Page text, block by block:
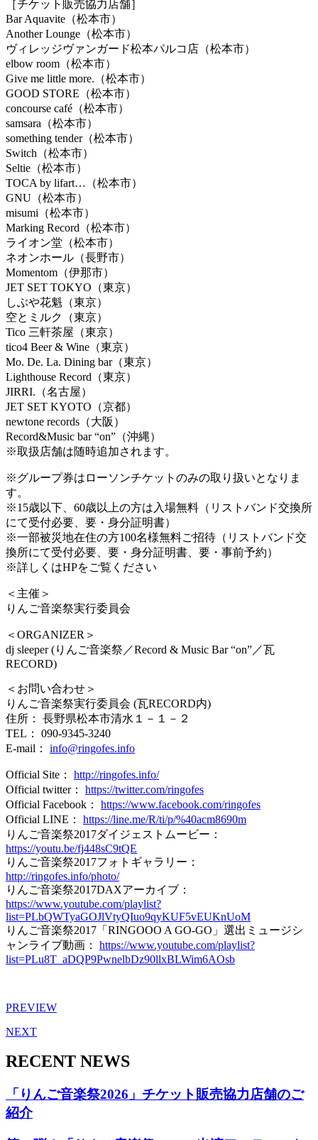
［チケット販売協力店舗］
Bar Aquavite（松本市）
Another Lounge（松本市）
ヴィレッジヴァンガード松本パルコ店（松本市）
elbow room（松本市）
Give me little more.（松本市）
GOOD STORE（松本市）
concourse café（松本市）
samsara（松本市）
something tender（松本市）
Switch（松本市）
Seltie（松本市）
TOCA by lifart…（松本市）
GNU（松本市）
misumi（松本市）
Marking Record（松本市）
ライオン堂（松本市）
ネオンホール（長野市）
Momentom（伊那市）
JET SET TOKYO（東京）
しぶや花魁（東京）
空とミルク（東京）
Tico 三軒茶屋（東京）
tico4 Beer & Wine（東京）
Mo. De. La. Dining bar（東京）
Lighthouse Record（東京）
JIRRI.（名古屋）
JET SET KYOTO（京都）
newtone records（大阪）
Record&Music bar “on”（沖縄）
※取扱店舗は随時追加されます。
※グループ券はローソンチケットのみの取り扱いとなりま
す。
※15歳以下、60歳以上の方は入場無料（リストバンド交換所
にて受付必要、要・身分証明書）
※一部被災地在住の方100名様無料ご招待（リストバンド交
換所にて受付必要、要・身分証明書、要・事前予約）
※詳しくはHPをご覧ください
＜主催＞
りんご音楽祭実行委員会
＜ORGANIZER＞
dj sleeper (りんご音楽祭／Record & Music Bar “on”／瓦
RECORD)
＜お問い合わせ＞
りんご音楽祭実行委員会 (瓦RECORD内)
住所： 長野県松本市清水１－１－２
TEL： 090-9345-3240
E-mail： info@ringofes.info
Official Site： http://ringofes.info/
Official twitter： https://twitter.com/ringofes
Official Facebook： https://www.facebook.com/ringofes
Official LINE： https://line.me/R/ti/p/%40acm8690m
りんご音楽祭2017ダイジェストムービー：
https://youtu.be/fj448sC9tQE
りんご音楽祭2017フォトギャラリー：
http://ringofes.info/photo/
りんご音楽祭2017DAXアーカイブ：
https://www.youtube.com/playlist?
list=PLbQWTyaGOJlVtyQIuo9qyKUF5vEUKnUoM
りんご音楽祭2017「RINGOOO A GO-GO」選出ミュージシ
ャンライブ動画： https://www.youtube.com/playlist?
list=PLu8T_aDQP9PwnelbDz90llxBLWim6AOsb
PREVIEW
NEXT
RECENT NEWS
「りんご音楽祭2026」チケット販売協力店舗のご
紹介